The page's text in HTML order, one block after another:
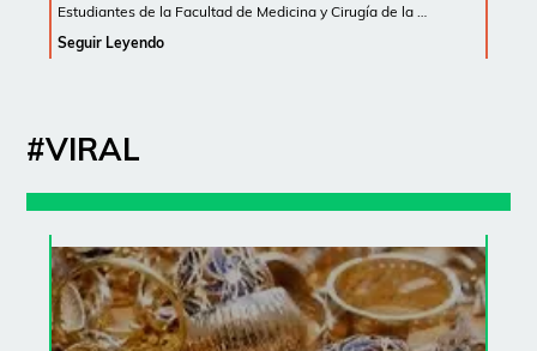
Estudiantes de la Facultad de Medicina y Cirugía de la …
Seguir Leyendo
#VIRAL